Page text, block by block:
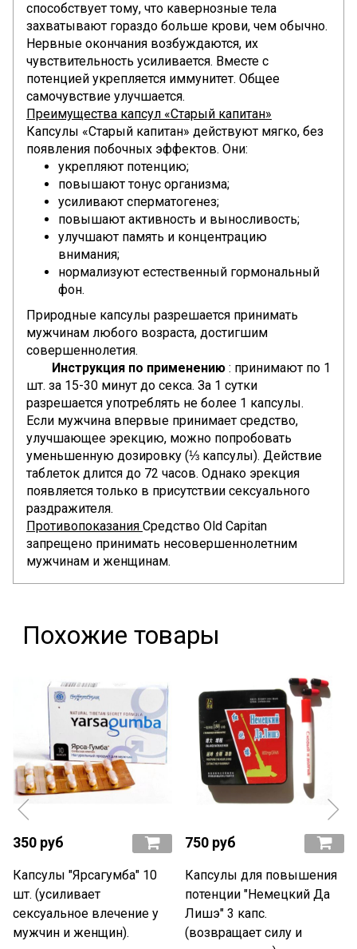
способствует тому, что кавернозные тела
захватывают гораздо больше крови, чем обычно.
Нервные окончания возбуждаются, их
чувствительность усиливается. Вместе с
потенцией укрепляется иммунитет. Общее
самочувствие улучшается.
Преимущества капсул «Старый капитан»
Капсулы «Старый капитан» действуют мягко, без
появления побочных эффектов. Они:
укрепляют потенцию;
повышают тонус организма;
усиливают сперматогенез;
повышают активность и выносливость;
улучшают память и концентрацию
внимания;
нормализуют естественный гормональный
фон.
Природные капсулы разрешается принимать
мужчинам любого возраста, достигшим
совершеннолетия.
Инструкция по применению : принимают по 1
шт. за 15-30 минут до секса. За 1 сутки
разрешается употреблять не более 1 капсулы.
Если мужчина впервые принимает средство,
улучшающее эрекцию, можно попробовать
уменьшенную дозировку (⅓ капсулы). Действие
таблеток длится до 72 часов. Однако эрекция
появляется только в присутствии сексуального
раздражителя.
Противопоказания Средство Old Capitan
запрещено принимать несовершеннолетним
мужчинам и женщинам.
Похожие товары
350 руб
Капсулы "Ярсагумба" 10
шт. (усиливает
сексуальное влечение у
мужчин и женщин).
750 руб
Капсулы для повышения
потенции "Немецкий Да
Лишэ" 3 капс.
(возвращает силу и